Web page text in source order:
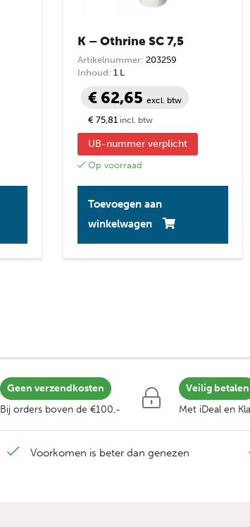
K – Othrine SC 7,5
Artikelnummer: 203259
Inhoud: 1 L
€ 62,65excl. btw
€ 75,81 incl. btw
UB-nummer verplicht
Op voorraad
Toevoegen aan
winkelwagen
Geen verzendkosten
Bij orders boven de €100,-
Veilig betalen
Met iDeal en
Voorkomen is beter dan genezen